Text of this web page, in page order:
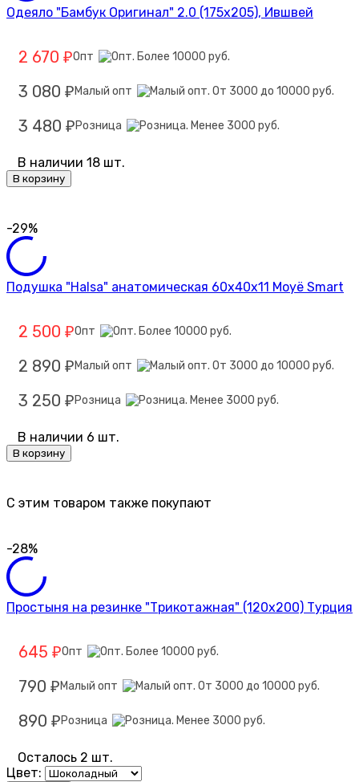
Одеяло "Бамбук Оригинал" 2.0 (175х205), Ившвей
2 670 ₽Опт
3 080 ₽ Малый опт
3 480 ₽ Розница
В наличии 18 шт.
В корзину
-29%
Подушка "Halsa" анатомическая 60х40х11 Moyё Smart
2 500 ₽Опт
2 890 ₽ Малый опт
3 250 ₽ Розница
В наличии 6 шт.
В корзину
C этим товаром также покупают
-28%
Простыня на резинке "Трикотажная" (120х200) Турция
645 ₽Опт
790 ₽ Малый опт
890 ₽ Розница
Осталось 2 шт.
Цвет: